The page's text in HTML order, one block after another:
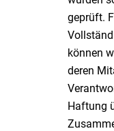
geprüft.
können
deren
Haftung